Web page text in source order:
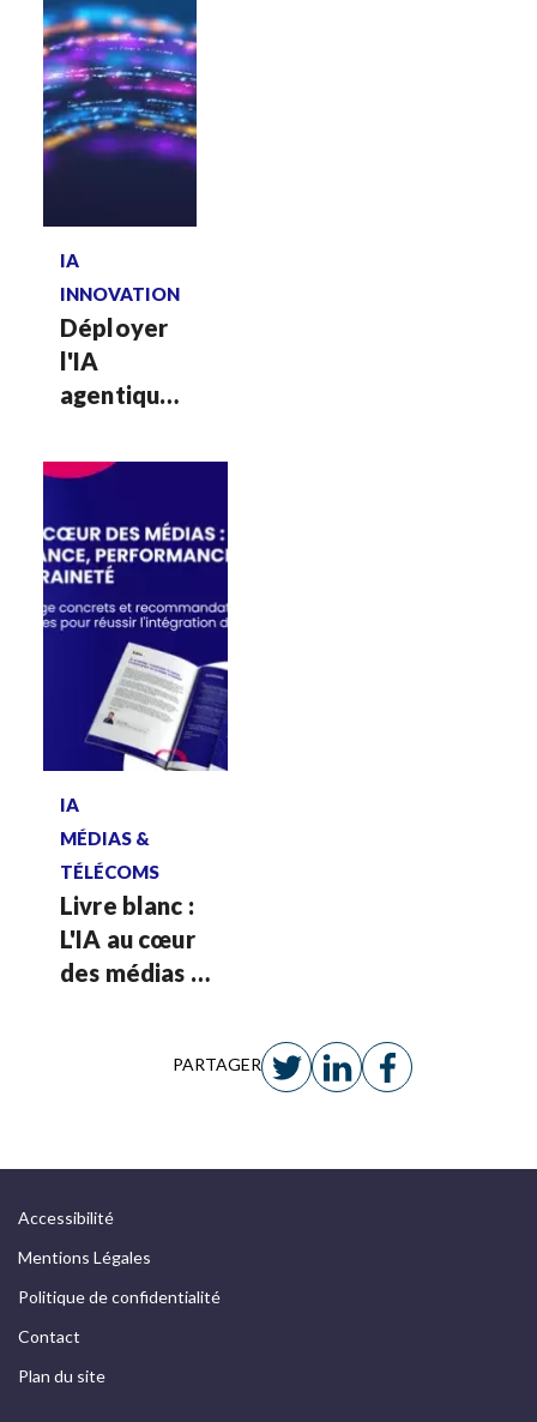
face au mur
réglementaire
?
Déployer
l'IA
agentique
passage à
IA
INNOVATION
Livre blanc :
L'IA au cœur
des médias :
IA
MÉDIAS &
TÉLÉCOMS
PARTAGER
Accessibilité
Mentions Légales
Politique de confidentialité
Contact
Plan du site